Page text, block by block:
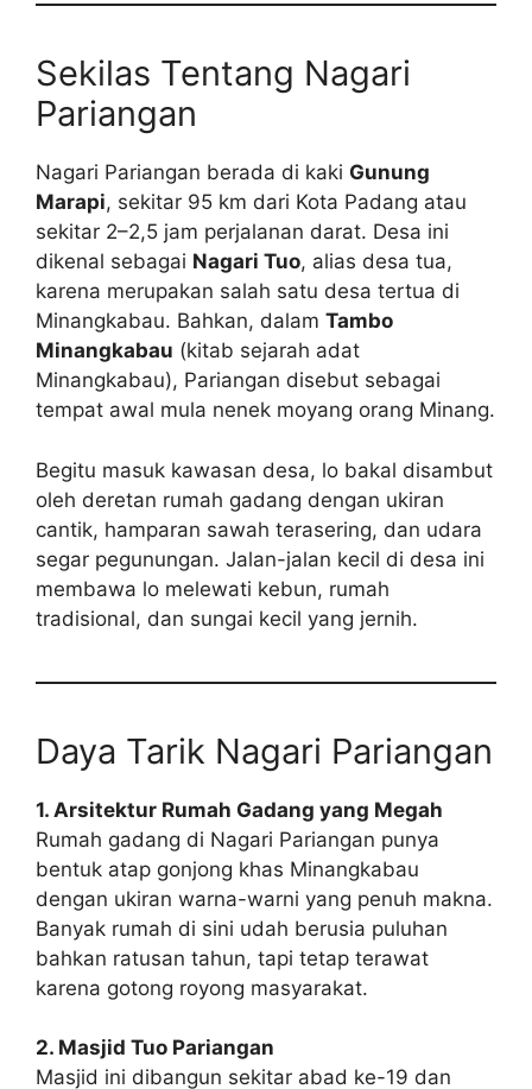
Sekilas Tentang Nagari
Pariangan
Nagari Pariangan berada di kaki Gunung
Marapi, sekitar 95 km dari Kota Padang atau
sekitar 2–2,5 jam perjalanan darat. Desa ini
dikenal sebagai Nagari Tuo, alias desa tua,
karena merupakan salah satu desa tertua di
Minangkabau. Bahkan, dalam Tambo
Minangkabau (kitab sejarah adat
Minangkabau), Pariangan disebut sebagai
tempat awal mula nenek moyang orang Minang.
Begitu masuk kawasan desa, lo bakal disambut
oleh deretan rumah gadang dengan ukiran
cantik, hamparan sawah terasering, dan udara
segar pegunungan. Jalan-jalan kecil di desa ini
membawa lo melewati kebun, rumah
tradisional, dan sungai kecil yang jernih.
Daya Tarik Nagari Pariangan
1. Arsitektur Rumah Gadang yang Megah
Rumah gadang di Nagari Pariangan punya
bentuk atap gonjong khas Minangkabau
dengan ukiran warna-warni yang penuh makna.
Banyak rumah di sini udah berusia puluhan
bahkan ratusan tahun, tapi tetap terawat
karena gotong royong masyarakat.
2. Masjid Tuo Pariangan
Masjid ini dibangun sekitar abad ke-19 dan